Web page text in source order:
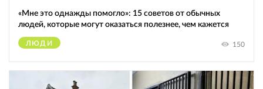
«Мне это однажды помогло»: 15 советов от обычных
людей, которые могут оказаться полезнее, чем кажется
ЛЮДИ 150